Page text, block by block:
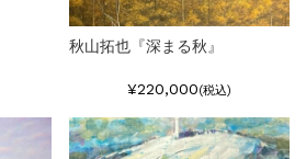
秋山拓也『深まる秋』
¥220,000(税込)